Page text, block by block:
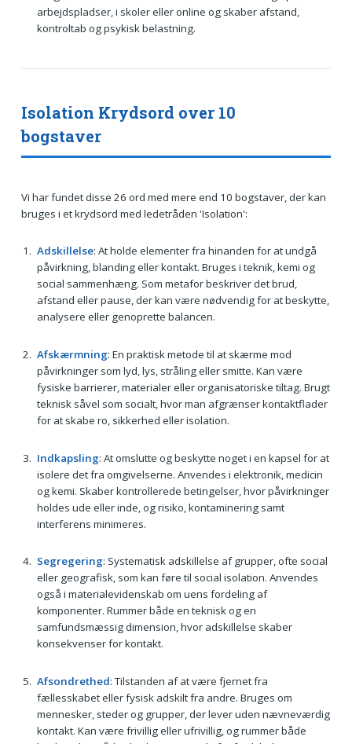
arbejdspladser, i skoler eller online og skaber afstand,
kontroltab og psykisk belastning.
Isolation Krydsord over 10
bogstaver
Vi har fundet disse 26 ord med mere end 10 bogstaver, der kan
bruges i et krydsord med ledetråden 'Isolation':
Adskillelse: At holde elementer fra hinanden for at undgå
påvirkning, blanding eller kontakt. Bruges i teknik, kemi og
social sammenhæng. Som metafor beskriver det brud,
afstand eller pause, der kan være nødvendig for at beskytte,
analysere eller genoprette balancen.
Afskærmning: En praktisk metode til at skærme mod
påvirkninger som lyd, lys, stråling eller smitte. Kan være
fysiske barrierer, materialer eller organisatoriske tiltag. Brugt
teknisk såvel som socialt, hvor man afgrænser kontaktflader
for at skabe ro, sikkerhed eller isolation.
Indkapsling: At omslutte og beskytte noget i en kapsel for at
isolere det fra omgivelserne. Anvendes i elektronik, medicin
og kemi. Skaber kontrollerede betingelser, hvor påvirkninger
holdes ude eller inde, og risiko, kontaminering samt
interferens minimeres.
Segregering: Systematisk adskillelse af grupper, ofte social
eller geografisk, som kan føre til social isolation. Anvendes
også i materialevidenskab om uens fordeling af
komponenter. Rummer både en teknisk og en
samfundsmæssig dimension, hvor adskillelse skaber
konsekvenser for kontakt.
Afsondrethed: Tilstanden af at være fjernet fra
fællesskabet eller fysisk adskilt fra andre. Bruges om
mennesker, steder og grupper, der lever uden nævneværdig
kontakt. Kan være frivillig eller ufrivillig, og rummer både